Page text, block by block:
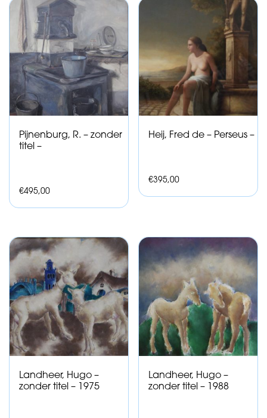
Pijnenburg, R. – zonder
titel –
€495,00
Heij, Fred de – Perseus –
€395,00
Landheer, Hugo –
zonder titel – 1975
Landheer, Hugo –
zonder titel – 1988